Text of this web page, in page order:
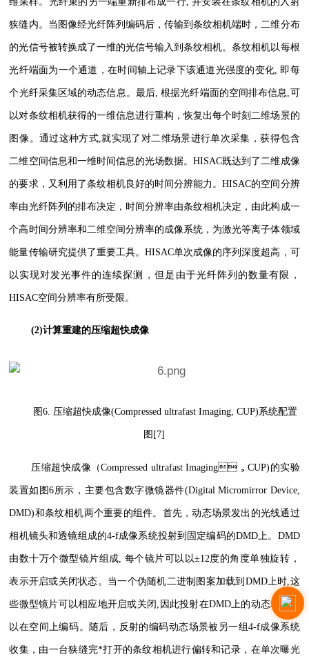
狭缝内。当图像经光纤阵列编码后，传输到条纹相机端时，二维分布
的光信号被转换成了一维的光信号输入到条纹相机。条纹相机以每根
光纤端面为一个通道，在时间轴上记录下该通道光强度的变化, 即每
个光纤采集区域的动态信息。最后, 根据光纤端面的空间排布信息,可
以对条纹相机获得的一维信息进行重构，恢复出每个时刻二维场景的
图像。通过这种方式,就实现了对二维场景进行单次采集，获得包含
二维空间信息和一维时间信息的光场数据。HISAC既达到了二维成像
的要求，又利用了条纹相机良好的时间分辨能力。HISAC的空间分辨
率由光纤阵列的排布决定，时间分辨率由条纹相机决定，由此构成一
个高时间分辨率和二维空间分辨率的成像系统，为激光等离子体领域
能量传输研究提供了重要工具。HISAC单次成像的序列深度超高，可
以实现对发光事件的连续探测，但是由于光纤阵列的数量有限，
HISAC空间分辨率有所受限。
(2)计算重建的压缩超快成像
图6. 压缩超快成像(Compressed ultrafast Imaging, CUP)系统配置
图[7]
压缩超快成像（Compressed ultrafast Imaging，CUP)的实验
装置如图6所示，主要包含数字微镜器件(Digital Micromirror Device,
DMD)和条纹相机两个重要的组件。首先，动态场景发出的光线通过
相机镜头和透镜组成的4-f成像系统投射到固定编码的DMD上。DMD
由数十万个微型镜片组成, 每个镜片可以以±12度的角度单独旋转，
表示开启或关闭状态。当一个伪随机二进制图案加载到DMD上时,这
些微型镜片可以相应地开启或关闭,因此投射在DMD上的动态场景可
以在空间上编码。随后，反射的编码动态场景被另一组4-f成像系统
收集，由一台狭缝完*打开的条纹相机进行偏转和记录，在单次曝光